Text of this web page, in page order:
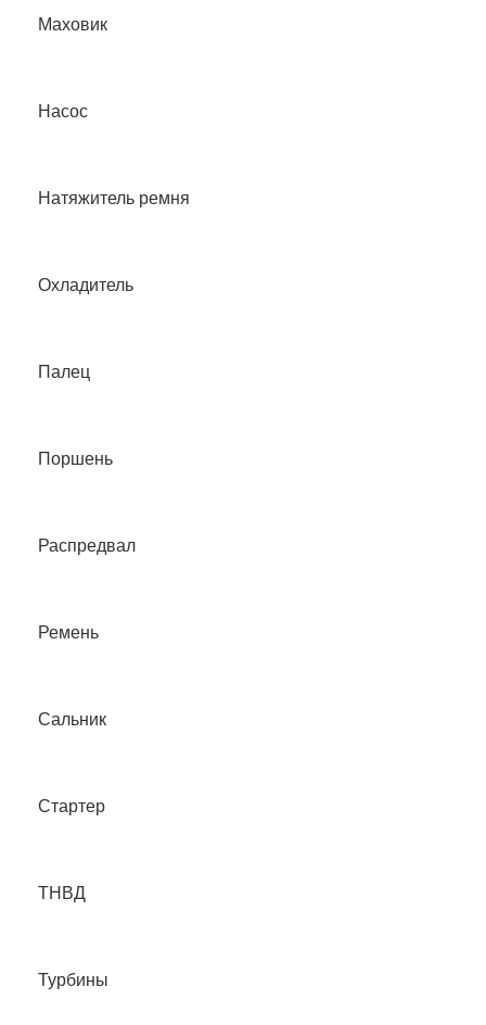
Маховик
Насос
Натяжитель ремня
Охладитель
Палец
Поршень
Распредвал
Ремень
Сальник
Стартер
ТНВД
Турбины